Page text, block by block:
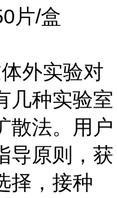
片/盒
外实验对
几种实验室
散法。用户
导原则，获
择，接种